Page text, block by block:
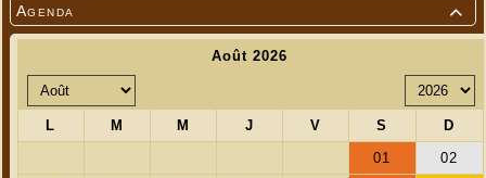

Agenda